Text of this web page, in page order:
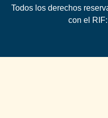
Todos los derechos
con el